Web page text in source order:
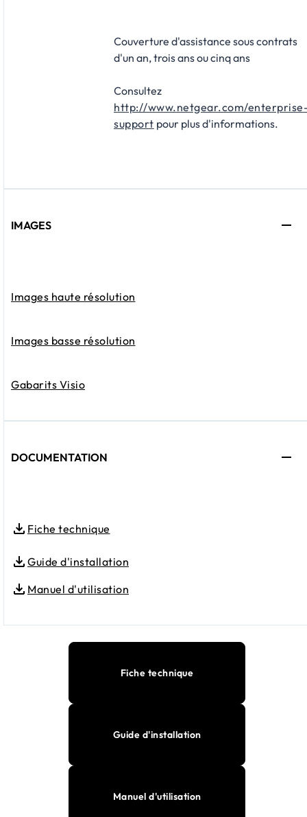
Couverture d'assistance sous contrats
d'un an, trois ans ou cinq ans
Consultez
http://www.netgear.com/
support pour plus d'informations.
IMAGES
Images haute résolution
Images basse résolution
Gabarits Visio
DOCUMENTATION
Fiche technique
Guide d'installation
Manuel d'utilisation
Fiche technique
Guide d'installation
Manuel d'utilisation